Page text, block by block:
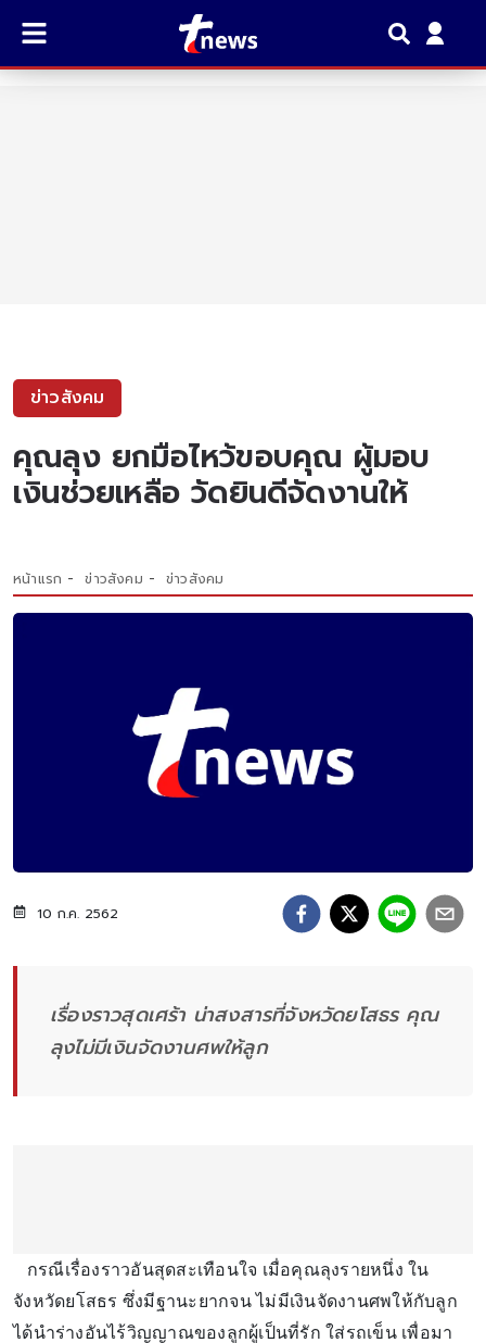
ข่าวสังคม
คุณลุง ยกมือไหว้ขอบคุณ ผู้มอบ
เงินช่วยเหลือ วัดยินดีจัดงานให้
หน้าแรก ข่าวสังคม ข่าวสังคม
10 ก.ค. 2562
เรื่องราวสุดเศร้า น่าสงสารที่จังหวัดยโสธร คุณ
ลุงไม่มีเงินจัดงานศพให้ลูก
กรณีเรื่องราวอันสุดสะเทือนใจ เมื่อคุณลุงรายหนึ่ง ใน
จังหวัดยโสธร ซึ่งมีฐานะยากจน ไม่มีเงินจัดงานศพให้กับลูก
ได้นำร่างอันไร้วิญญาณของลูกผู้เป็นที่รัก ใส่รถเข็น เพื่อมา